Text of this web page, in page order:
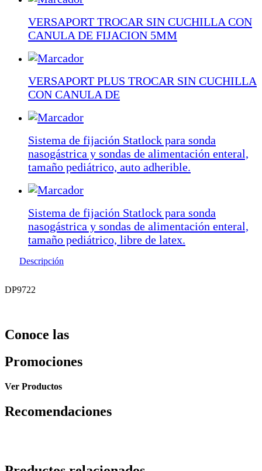
VERSAPORT TROCAR SIN CUCHILLA CON
CANULA DE FIJACION 5MM
VERSAPORT PLUS TROCAR SIN CUCHILLA
CON CANULA DE
Sistema de fijación Statlock para sonda
nasogástrica y sondas de alimentación enteral,
tamaño pediátrico, auto adherible.
Sistema de fijación Statlock para sonda
nasogástrica y sondas de alimentación enteral,
tamaño pediátrico, libre de latex.
Descripción
DP9722
Conoce las
Promociones
Ver Productos
Recomendaciones